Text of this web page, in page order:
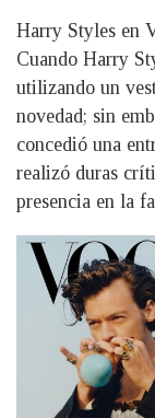
Harry Styles en
Cuando Harry
utilizando un
novedad; sin
concedió una
realizó duras
presencia en la